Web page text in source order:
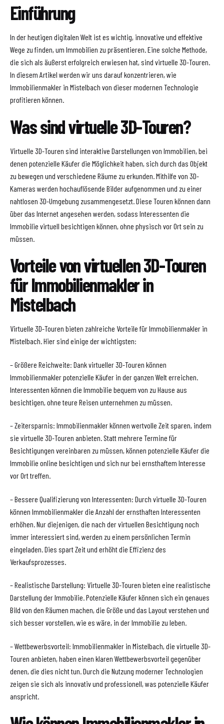
Einführung
In der heutigen digitalen Welt ist es wichtig, innovative und effektive
Wege zu finden, um Immobilien zu präsentieren. Eine solche Methode,
die sich als äußerst erfolgreich erwiesen hat, sind virtuelle 3D-Touren.
In diesem Artikel werden wir uns darauf konzentrieren, wie
Immobilienmakler in Mistelbach von dieser modernen Technologie
profitieren können.
Was sind virtuelle 3D-Touren?
Virtuelle 3D-Touren sind interaktive Darstellungen von Immobilien, bei
denen potenzielle Käufer die Möglichkeit haben, sich durch das Objekt
zu bewegen und verschiedene Räume zu erkunden. Mithilfe von 3D-
Kameras werden hochauflösende Bilder aufgenommen und zu einer
nahtlosen 3D-Umgebung zusammengesetzt. Diese Touren können dann
über das Internet angesehen werden, sodass Interessenten die
Immobilie virtuell besichtigen können, ohne physisch vor Ort sein zu
müssen.
Vorteile von virtuellen 3D-Touren
für Immobilienmakler in
Mistelbach
Virtuelle 3D-Touren bieten zahlreiche Vorteile für Immobilienmakler in
Mistelbach. Hier sind einige der wichtigsten:
– Größere Reichweite: Dank virtueller 3D-Touren können
Immobilienmakler potenzielle Käufer in der ganzen Welt erreichen.
Interessenten können die Immobilie bequem von zu Hause aus
besichtigen, ohne teure Reisen unternehmen zu müssen.
– Zeitersparnis: Immobilienmakler können wertvolle Zeit sparen, indem
sie virtuelle 3D-Touren anbieten. Statt mehrere Termine für
Besichtigungen vereinbaren zu müssen, können potenzielle Käufer die
Immobilie online besichtigen und sich nur bei ernsthaftem Interesse
vor Ort treffen.
– Bessere Qualifizierung von Interessenten: Durch virtuelle 3D-Touren
können Immobilienmakler die Anzahl der ernsthaften Interessenten
erhöhen. Nur diejenigen, die nach der virtuellen Besichtigung noch
immer interessiert sind, werden zu einem persönlichen Termin
eingeladen. Dies spart Zeit und erhöht die Effizienz des
Verkaufsprozesses.
– Realistische Darstellung: Virtuelle 3D-Touren bieten eine realistische
Darstellung der Immobilie. Potenzielle Käufer können sich ein genaues
Bild von den Räumen machen, die Größe und das Layout verstehen und
sich besser vorstellen, wie es wäre, in der Immobilie zu leben.
– Wettbewerbsvorteil: Immobilienmakler in Mistelbach, die virtuelle 3D-
Touren anbieten, haben einen klaren Wettbewerbsvorteil gegenüber
denen, die dies nicht tun. Durch die Nutzung moderner Technologien
zeigen sie sich als innovativ und professionell, was potenzielle Käufer
anspricht.